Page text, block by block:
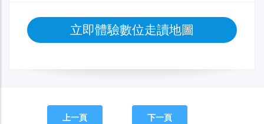
立即體驗數位走讀地圖
上一頁 下一頁